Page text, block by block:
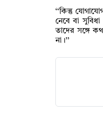
‘‘কিন্তু
নেবে বা
তাদের সঙ্গে
না।’’